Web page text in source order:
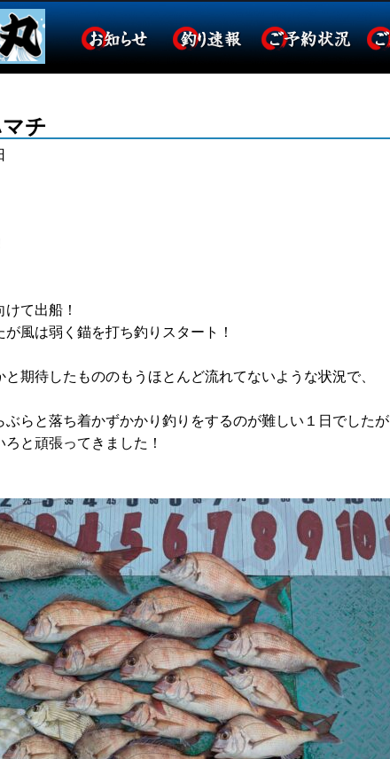
チ
て出船！
風は弱く錨を打ち釣りスタート！
期待したもののもうほとんど流れてないような状況で、
ぶらと落ち着かずかかり釣りをするのが難しい１日でしたが
ろと頑張ってきました！